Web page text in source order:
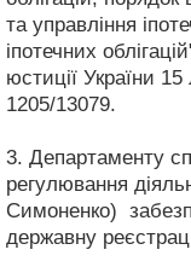
та управління
іпотечних
юстиції України
1205/13079.
3. Департаменту
регулювання
Симоненко)
державну